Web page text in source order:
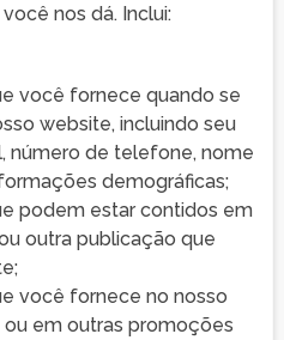
nos dá. Inclui:
você fornece quando se
website, incluindo seu
número de telefone, nome
demográficas;
podem estar contidos em
outra publicação que
você fornece no nosso
em outras promoções